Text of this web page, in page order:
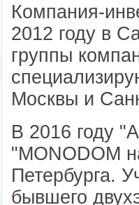
Компания-
2012 году в
группы
Москвы и
В 2016 году
"MONODOM
Петербурга.
бывшего